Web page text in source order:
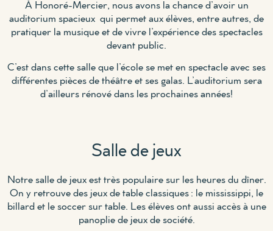
À Honoré-Mercier, nous avons la chance d’avoir un
auditorium spacieux qui permet aux élèves, entre autres, de
pratiquer la musique et de vivre l’expérience des spectacles
devant public.
C’est dans cette salle que l’école se met en spectacle avec ses
différentes pièces de théâtre et ses galas. L’auditorium sera
d’ailleurs rénové dans les prochaines années!
Salle de jeux
Notre salle de jeux est très populaire sur les heures du dîner.
On y retrouve des jeux de table classiques : le mississippi, le
billard et le soccer sur table. Les élèves ont aussi accès à une
panoplie de jeux de société.